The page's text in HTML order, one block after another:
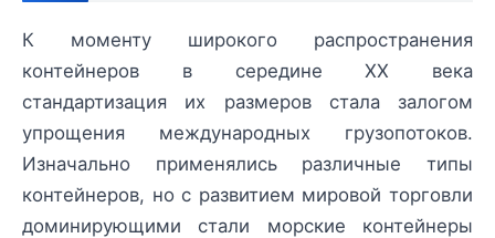
К моменту широкого распространения
контейнеров в середине XX века
стандартизация их размеров стала залогом
упрощения международных грузопотоков.
Изначально применялись различные типы
контейнеров, но с развитием мировой торговли
доминирующими стали морские контейнеры